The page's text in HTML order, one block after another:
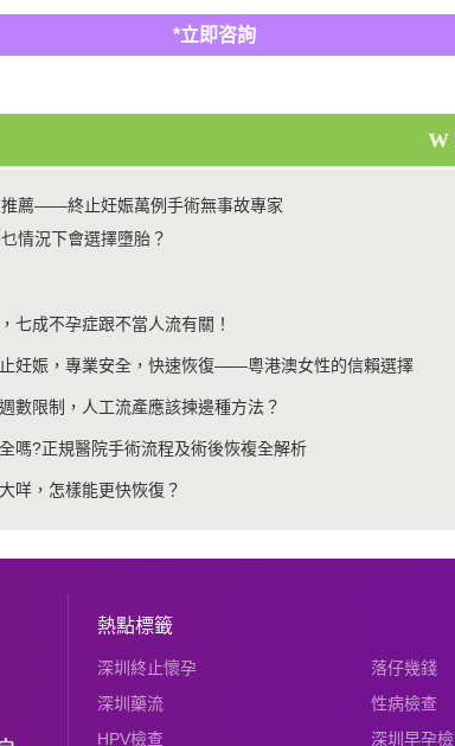
*立即咨詢
薦——終止妊娠萬例手術無事故專家
情況下會選擇墮胎？
七成不孕症跟不當人流有關！
妊娠，專業安全，快速恢復——粵港澳女性的信賴選擇
數限制，人工流產應該揀邊種方法？
嗎?正規醫院手術流程及術後恢複全解析
咩，怎樣能更快恢復？
熱點標籤
深圳終止懷孕
落仔幾錢
深圳藥流
性病檢查
HPV檢查
深圳早孕